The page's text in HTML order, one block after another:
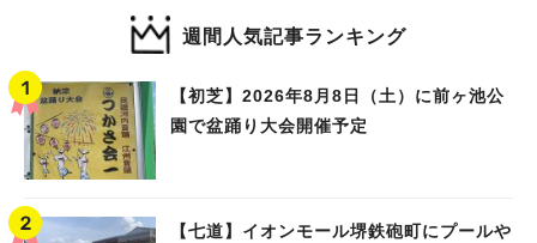
週間人気記事ランキング
【初芝】2026年8月8日（土）に前ヶ池公
園で盆踊り大会開催予定
【七道】イオンモール堺鉄砲町にプールや